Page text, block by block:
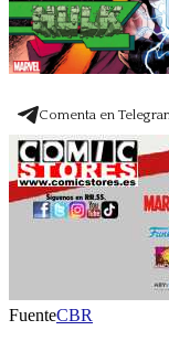
Comenta en
FuenteCBR